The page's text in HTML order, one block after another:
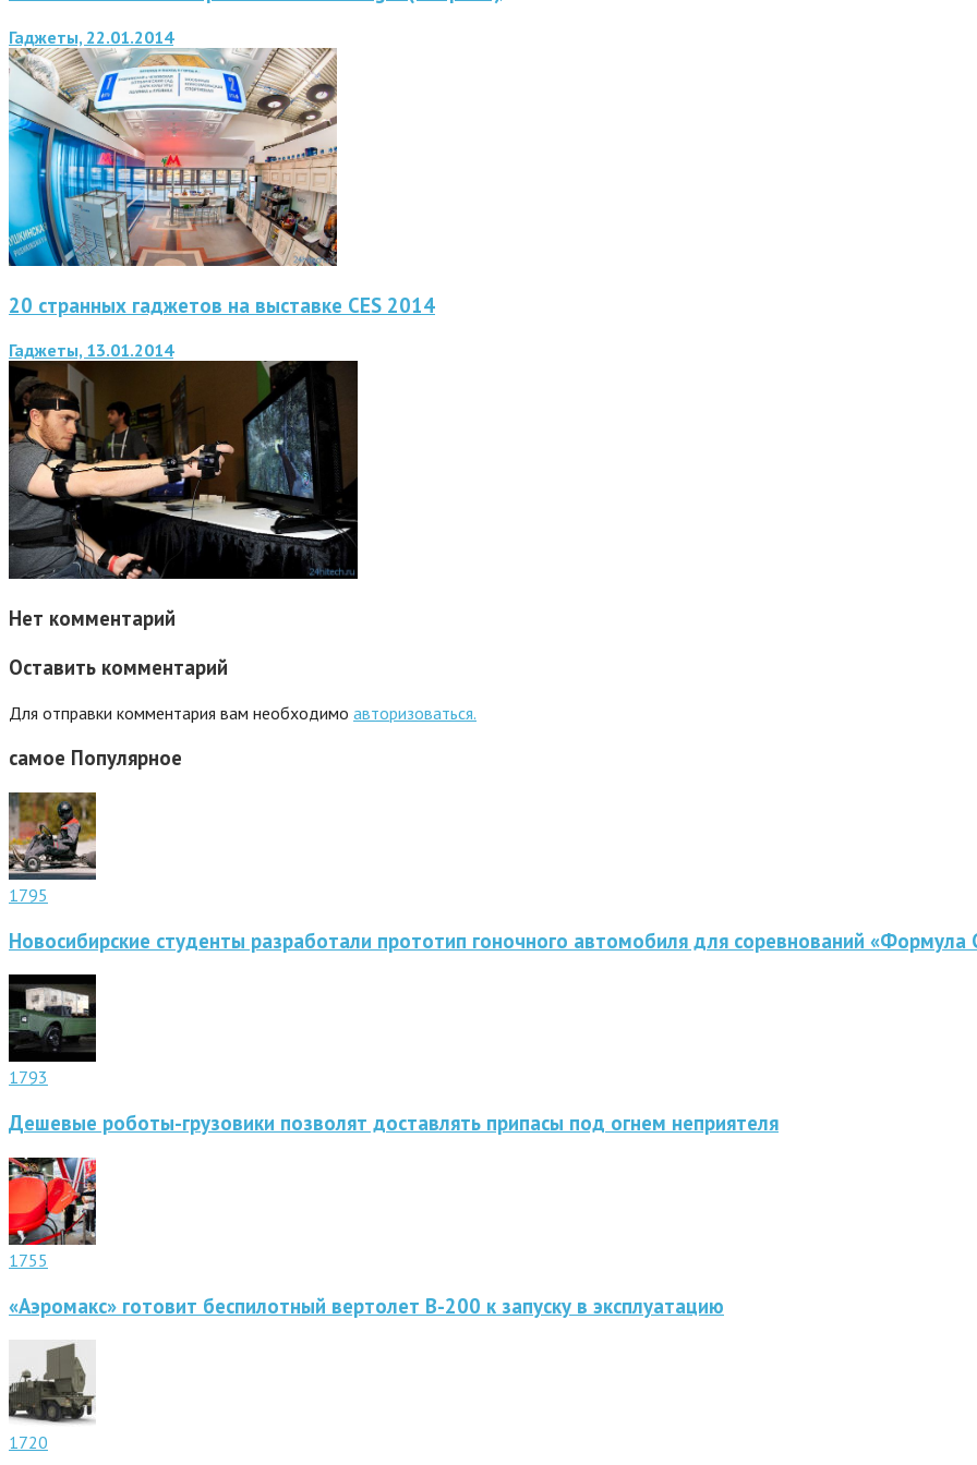
Гаджеты, 22.01.2014
20 странных гаджетов на выставке CES 2014
Гаджеты, 13.01.2014
Нет комментарий
Оставить комментарий
Для отправки комментария вам необходимо авторизоваться.
самое Популярное
1795
Новосибирские студенты разработали прототип гоночного автомобиля для соревнований «Формула
1793
Дешевые роботы-грузовики позволят доставлять припасы под огнем неприятеля
1755
«Аэромакс» готовит беспилотный вертолет В-200 к запуску в эксплуатацию
1720